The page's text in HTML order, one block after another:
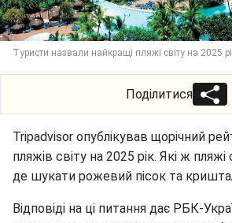
Туристи назвали найкращі пляжі світу на 2025
Поділитися
Tripadvisor опублікував щорічний
пляжів світу на 2025 рік. Які ж
де шукати рожевий пісок та
Відповіді на ці питання дає РБК-